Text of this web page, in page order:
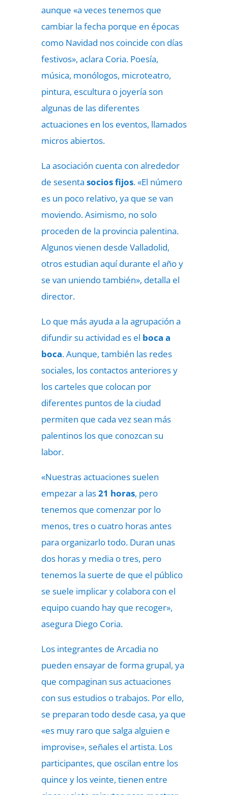
aunque «a veces tenemos que
cambiar la fecha porque en épocas
como Navidad nos coincide con días
festivos», aclara Coria. Poesía,
música, monólogos, microteatro,
pintura, escultura o joyería son
algunas de las diferentes
actuaciones en los eventos, llamados
micros abiertos.
La asociación cuenta con alrededor
de sesenta socios fijos. «El número
es un poco relativo, ya que se van
moviendo. Asimismo, no solo
proceden de la provincia palentina.
Algunos vienen desde Valladolid,
otros estudian aquí durante el año y
se van uniendo también», detalla el
director.
Lo que más ayuda a la agrupación a
difundir su actividad es el boca a
boca. Aunque, también las redes
sociales, los contactos anteriores y
los carteles que colocan por
diferentes puntos de la ciudad
permiten que cada vez sean más
palentinos los que conozcan su
labor.
«Nuestras actuaciones suelen
empezar a las21 horas, pero
tenemos que comenzar por lo
menos, tres o cuatro horas antes
para organizarlo todo. Duran unas
dos horas y media o tres, pero
tenemos la suerte de que el público
se suele implicar y colabora con el
equipo cuando hay que recoger»,
asegura Diego Coria.
Los integrantes de Arcadia no
pueden ensayar de forma grupal, ya
que compaginan sus actuaciones
con sus estudios o trabajos. Por ello,
se preparan todo desde casa, ya que
«es muy raro que salga alguien e
improvise», señales el artista. Los
participantes, que oscilan entre los
quince y los veinte, tienen entre